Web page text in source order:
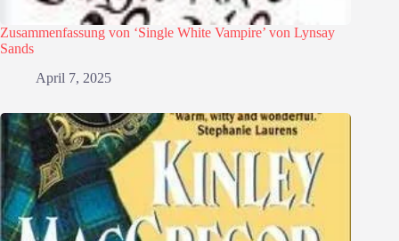
Zusammenfassung von ‘Single White Vampire’ von Lynsay
Sands
April 7, 2025